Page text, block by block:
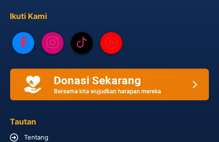
Ikuti Kami
Tautan
Tentang